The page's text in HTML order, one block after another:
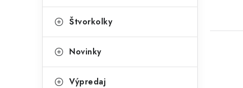
Štvorkolky
Novinky
Výpredaj